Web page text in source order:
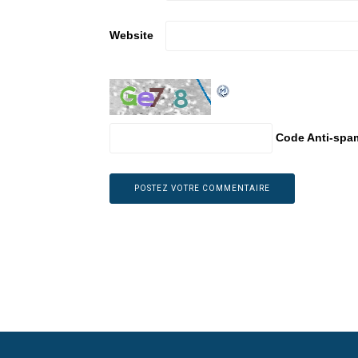
Website
Code Anti-